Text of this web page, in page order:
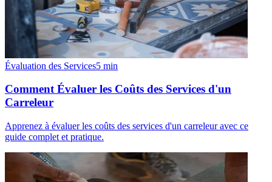
Évaluation des Services5 min
Comment Évaluer les Coûts des Services d'un
Carreleur
Apprenez à évaluer les coûts des services d'un carreleur avec ce
guide complet et pratique.